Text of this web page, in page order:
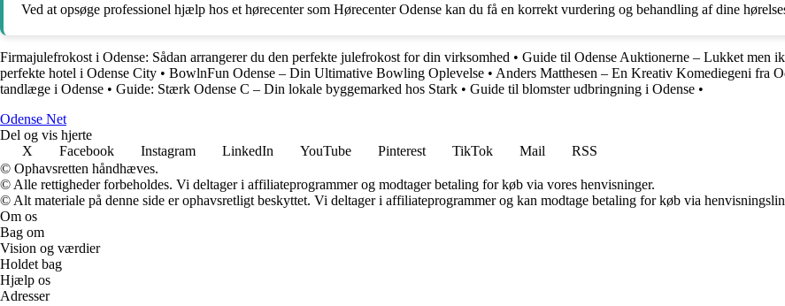
Ved at opsøge professionel hjælp hos et hørecenter som Hørecenter Odense kan du få en korrekt vurdering og behandling af dine
Firmajulefrokost i Odense: Sådan arrangerer du den perfekte julefrokost for din virksomhed • Guide til Odense Auktionerne – Lukket men
perfekte hotel i Odense City • BowlnFun Odense – Din Ultimative Bowling Oplevelse • Anders Matthesen – En Kreativ Komediegeni fra
tandlæge i Odense • Guide: Stærk Odense C – Din lokale byggemarked hos Stark • Guide til blomster udbringning i Odense •
Odense Net
Del og vis hjerte
X
Facebook Instagram LinkedIn YouTube Pinterest TikTok Mail
RSS
© Ophavsretten håndhæves.
© Alle rettigheder forbeholdes. Vi deltager i affiliateprogrammer og modtager betaling for køb via vores henvisninger.
© Alt materiale på denne side er ophavsretligt beskyttet. Vi deltager i affiliateprogrammer og kan modtage betaling for køb via
Om os
Bag om
Vision og værdier
Holdet bag
Hjælp os
Adresser